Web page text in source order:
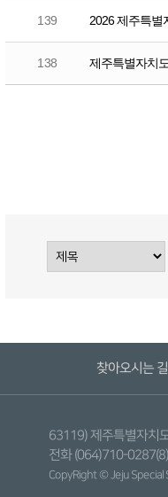
139 2026 제주특별
138 제주특별자치
찾아오시는 길
63119) 제주특별자치
전화 (064)710-
CopyRight © Jeju Special